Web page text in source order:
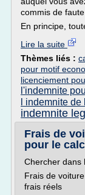
commis de
En principe,
Lire la suite
Thèmes liés :
pour motif
licenciement
l'indemnite
l indemnite
indemnite
Frais de
pour le
Chercher dans
Frais de
frais réels